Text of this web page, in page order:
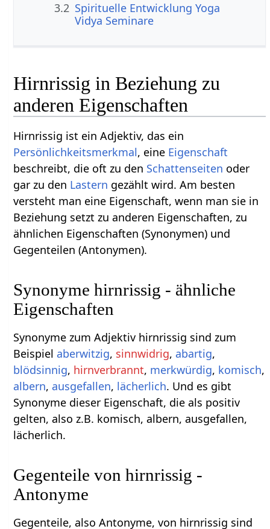
3.2 Spirituelle Entwicklung Yoga
Vidya Seminare
Hirnrissig in Beziehung zu
anderen Eigenschaften
Hirnrissig ist ein Adjektiv, das ein
Persönlichkeitsmerkmal, eine Eigenschaft
beschreibt, die oft zu den Schattenseiten oder
gar zu den Lastern gezählt wird. Am besten
versteht man eine Eigenschaft, wenn man sie in
Beziehung setzt zu anderen Eigenschaften, zu
ähnlichen Eigenschaften (Synonymen) und
Gegenteilen (Antonymen).
Synonyme hirnrissig - ähnliche
Eigenschaften
Synonyme zum Adjektiv hirnrissig sind zum
Beispiel aberwitzig, sinnwidrig, abartig,
blödsinnig, hirnverbrannt, merkwürdig, komisch,
albern, ausgefallen, lächerlich. Und es gibt
Synonyme dieser Eigenschaft, die als positiv
gelten, also z.B. komisch, albern, ausgefallen,
lächerlich.
Gegenteile von hirnrissig -
Antonyme
Gegenteile, also Antonyme, von hirnrissig sind